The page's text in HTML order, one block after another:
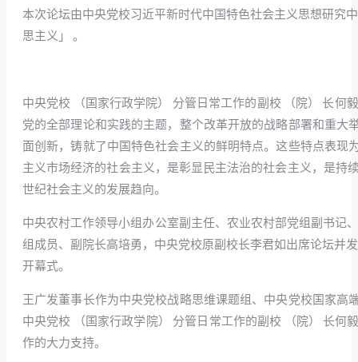
本次论坛由中央党校习近平新时代中国特色社会主义思想研究
思主义」 。
中央党校 （国家行政学院） 分管日常工作的副校 （院） 长何
党的全部理论和实践的主题，整个改革开放的战略部署和重
面创新，铸就了中国特色社会主义的鲜明特点。这些特点表
主义市场经济的社会主义，是彰显民主法治的社会主义，是持
世纪社会主义的发展趋向。
中央农村工作领导小组办公室副主任、农业农村部党组副书记
组成员、副院长高培勇，中央党校原副校长李君如出席论坛并
开幕式。
王广发董事长作为中央党校战略思维课题组、中央党校国家
中央党校 （国家行政学院） 分管日常工作的副校 （院） 长
作的大力支持。